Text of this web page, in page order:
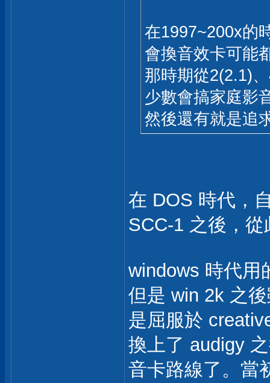
在1997~200x的
會換音效卡可能
那時期從2(2.1)
少數會搞家庭影
然後還有就是追
在 DOS 時代，
SCC-1 之後，
windows 時代用
但是 win 2k 之
是屈服於
換上了 audigy
音卡路線了。當